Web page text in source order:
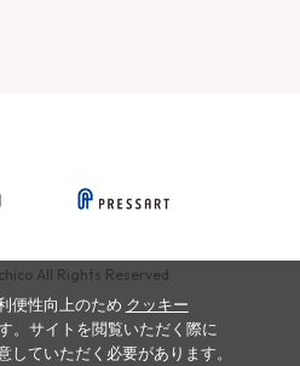
All Rights Reserved.
便性向上のため クッキー
。サイトを閲覧いただく際に
していただく必要があります。